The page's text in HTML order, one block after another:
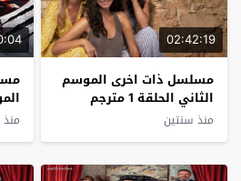
02:42:19
مسلسل ذات اخرى الموسم
الثاني الحلقة 1 مترجم
منذ سنتين